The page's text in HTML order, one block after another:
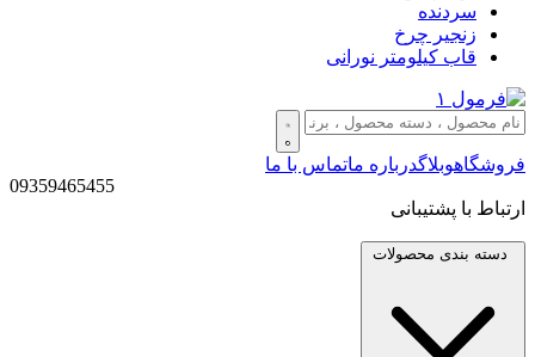
سردنده
زنجیر چرخ
قاب کیلومتر نورانی
فروشگاهوبلاگدرباره ماتماس با ما
09359465455
ارتباط با پشتیبانی
دسته بندی محصولات